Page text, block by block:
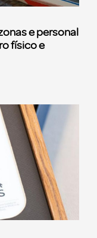
e personal
físico e